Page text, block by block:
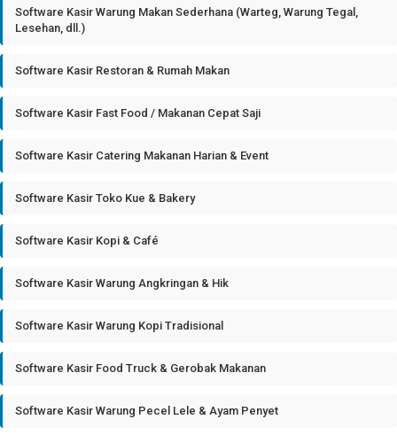
Software Kasir Warung Makan Sederhana (Warteg, Warung Tegal,
Lesehan, dll.)
Software Kasir Restoran & Rumah Makan
Software Kasir Fast Food / Makanan Cepat Saji
Software Kasir Catering Makanan Harian & Event
Software Kasir Toko Kue & Bakery
Software Kasir Kopi & Café
Software Kasir Warung Angkringan & Hik
Software Kasir Warung Kopi Tradisional
Software Kasir Food Truck & Gerobak Makanan
Software Kasir Warung Pecel Lele & Ayam Penyet